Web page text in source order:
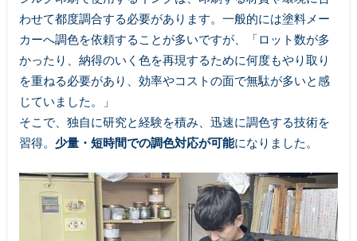
わせて都度調合する必要があります。一般的には塗料メー
カーへ調色を依頼することが多いですが、「ロット数が多
かったり、納得のいく色を再現するために何度もやり取り
を重ねる必要があり、効率やコストの面で無駄が多いと感
じていました。」
そこで、独自に研究と経験を積み、迅速に調色する技術を
習得。 少量・短時間での調色対応が可能になりました。